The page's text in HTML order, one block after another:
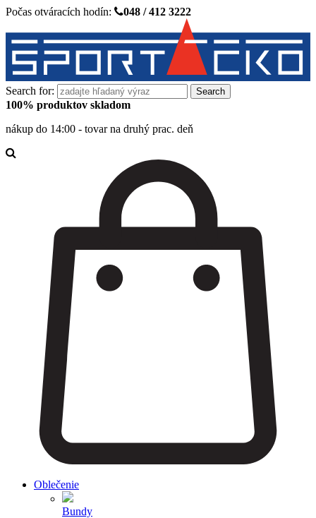
Počas otváracích hodín: 048 / 412 3222
Search for:
100% produktov skladom
nákup do 14:00 - tovar na druhý prac. deň
Oblečenie
Bundy